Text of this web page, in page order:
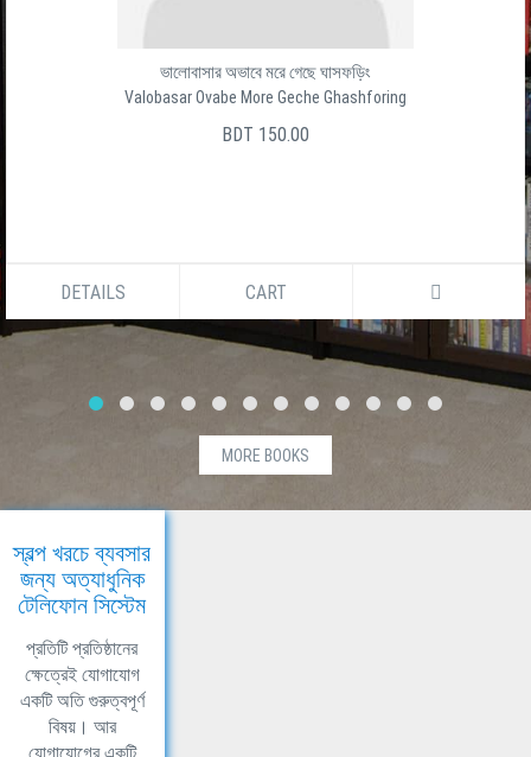
ভালোবাসার অভাবে মরে গেছে ঘাসফড়িং
Valobasar Ovabe More Geche Ghashforing
BDT 150.00
DETAILS CART
MORE BOOKS
স্বল্প খরচে ব্যবসার
জন্য অত্যাধুনিক
টেলিফোন সিস্টেম
প্রতিটি প্রতিষ্ঠানের
ক্ষেত্রেই যোগাযোগ
একটি অতি গুরুত্বপূর্ণ
বিষয়। আর